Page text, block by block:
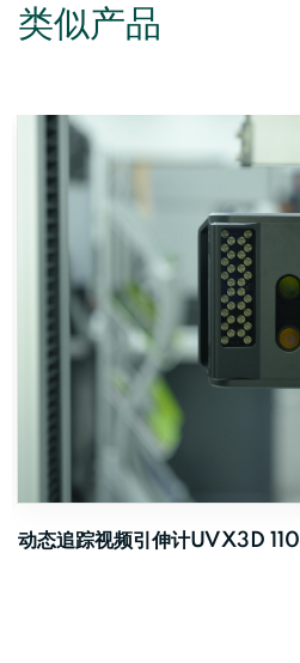
类似产品
动态追踪视频引伸计UVX3D 110